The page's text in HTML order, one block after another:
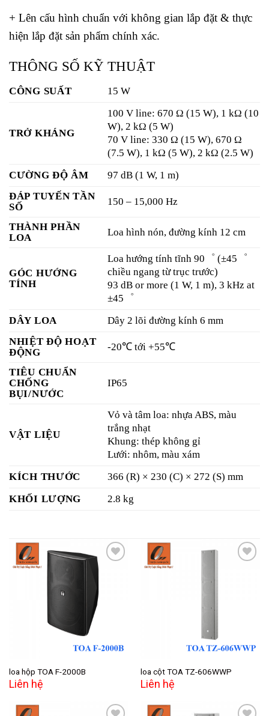
+ Lên cấu hình chuẩn với không gian lắp đặt & thực
hiện lắp đặt sản phẩm chính xác.
THÔNG SỐ KỸ THUẬT
CÔNG SUẤT 15 W
TRỞ KHÁNG
100 V line: 670 Ω (15 W), 1 kΩ (10
W), 2 kΩ (5 W)
70 V line: 330 Ω (15 W), 670 Ω
(7.5 W), 1 kΩ (5 W), 2 kΩ (2.5 W)
CƯỜNG ĐỘ ÂM
97 dB (1 W, 1 m)
ĐÁP TUYẾN TẦN
SỐ
150 – 15,000 Hz
THÀNH PHẦN
LOA
Loa hình nón, đường kính 12 cm
GÓC HƯỚNG
TÍNH
Loa hướng tính tĩnh 90゜ (±45゜
chiều ngang từ trục trước)
93 dB or more (1 W, 1 m), 3 kHz at
±45゜
DÂY LOA
Dây 2 lõi đường kính 6 mm
NHIỆT ĐỘ HOẠT
ĐỘNG
-20℃ tới +55℃
TIÊU CHUẨN
CHỐNG
BỤI/NƯỚC
IP65
VẬT LIỆU
Vỏ và tâm loa: nhựa ABS, màu
trắng nhạt
Khung: thép không gỉ
Lưới: nhôm, màu xám
KÍCH THƯỚC
366 (R) × 230 (C) × 272 (S) mm
KHỐI LƯỢNG
2.8 kg
wishlist
loa hộp TOA F-2000B
Liên hệ
loa cột TOA TZ-606WWP
Liên hệ